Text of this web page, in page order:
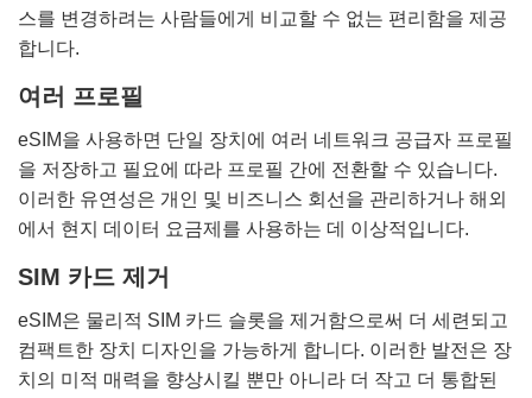
스를 변경하려는 사람들에게 비교할 수 없는 편리함을 제공
합니다.
여러 프로필
eSIM을 사용하면 단일 장치에 여러 네트워크 공급자 프로필
을 저장하고 필요에 따라 프로필 간에 전환할 수 있습니다.
이러한 유연성은 개인 및 비즈니스 회선을 관리하거나 해외
에서 현지 데이터 요금제를 사용하는 데 이상적입니다.
SIM 카드 제거
eSIM은 물리적 SIM 카드 슬롯을 제거함으로써 더 세련되고
컴팩트한 장치 디자인을 가능하게 합니다. 이러한 발전은 장
치의 미적 매력을 향상시킬 뿐만 아니라 더 작고 더 통합된